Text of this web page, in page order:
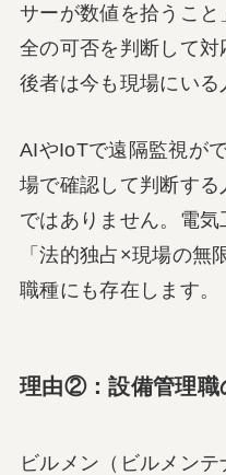
サーが数値を拾うこ
全の可否を判断して対
後者は今も現場にいる
AIやIoTで遠隔監視が
場で確認して判断す
ではありません。電
「法的独占×現場の無
職種にも存在します。
理由②：設備管理職
ビルメン（ビルメン